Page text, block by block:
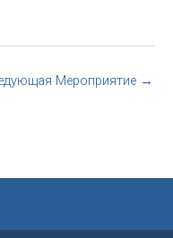
Мероприятие →